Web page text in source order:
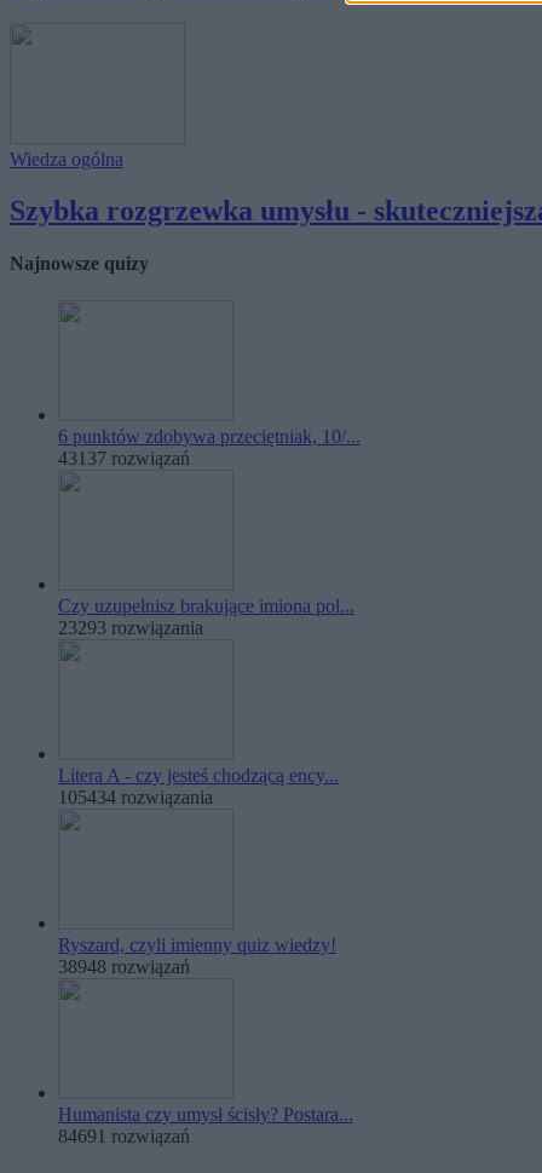
Wiedza ogólna
Szybka rozgrzewka umysłu -
Najnowsze quizy
6 punktów zdobywa przeciętniak, 10/...
43137 rozwiązań
Czy uzupełnisz brakujące imiona pol...
23293 rozwiązania
Litera A - czy jesteś chodzącą ency...
105434 rozwiązania
Ryszard, czyli imienny quiz wiedzy!
38948 rozwiązań
Humanista czy umysł ścisły? Postara...
84691 rozwiązań